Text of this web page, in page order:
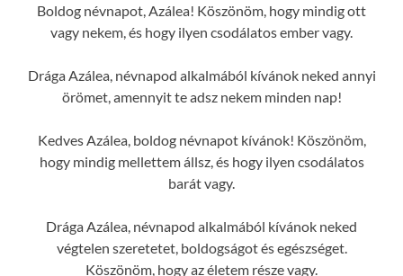
Boldog névnapot, Azálea! Köszönöm, hogy mindig ott
vagy nekem, és hogy ilyen csodálatos ember vagy.
Drága Azálea, névnapod alkalmából kívánok neked annyi
örömet, amennyit te adsz nekem minden nap!
Kedves Azálea, boldog névnapot kívánok! Köszönöm,
hogy mindig mellettem állsz, és hogy ilyen csodálatos
barát vagy.
Drága Azálea, névnapod alkalmából kívánok neked
végtelen szeretetet, boldogságot és egészséget.
Köszönöm, hogy az életem része vagy.